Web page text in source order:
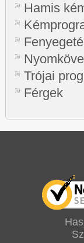
Hamis
Trójai
Férgek